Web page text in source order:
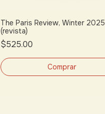
The Paris Review, Winter 2025
(revista)
$525.00